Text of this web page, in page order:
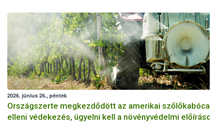
felhasználása épp ezért kiemelt jelentőségű.
2026. június 26., péntek
Országszerte megkezdődött az amerikai szőlőkabóca
elleni védekezés, ügyelni kell a növényvédelmi